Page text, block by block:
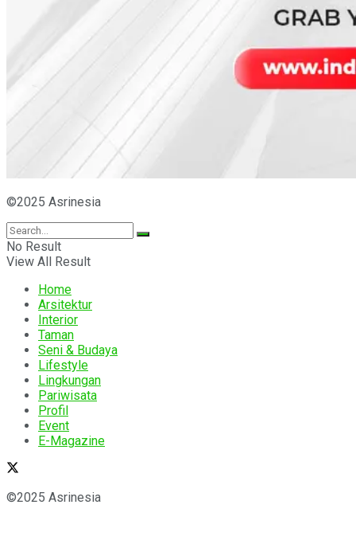
©2025 Asrinesia
No Result
View All Result
Home
Arsitektur
Interior
Taman
Seni & Budaya
Lifestyle
Lingkungan
Pariwisata
Profil
Event
E-Magazine
©2025 Asrinesia